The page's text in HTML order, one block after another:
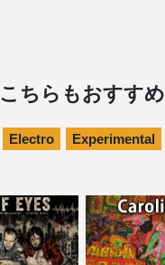
こちらもおすすめ
Electro Experimental